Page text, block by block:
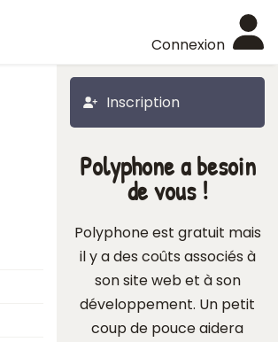
Connexion
Inscription
Polyphone a besoin
de vous !
Polyphone est gratuit mais
il y a des coûts associés à
son site web et à son
développement. Un petit
coup de pouce aidera